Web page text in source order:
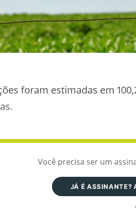
foram estimadas em
Você precisa ser um
JÁ É ASSINANTE?